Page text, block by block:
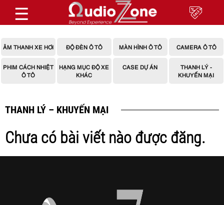
☰
ÂM THANH XE HƠI ĐỘ ĐÈN Ô TÔ MÀN HÌNH Ô TÔ CAMERA Ô TÔ
PHIM CÁCH NHIỆT
Ô TÔ
HẠNG MỤC ĐỘ XE
KHÁC
CASE DỰ ÁN
THANH LÝ -
KHUYẾN MẠI
THANH LÝ – KHUYẾN MẠI
Chưa có bài viết nào được đăng.